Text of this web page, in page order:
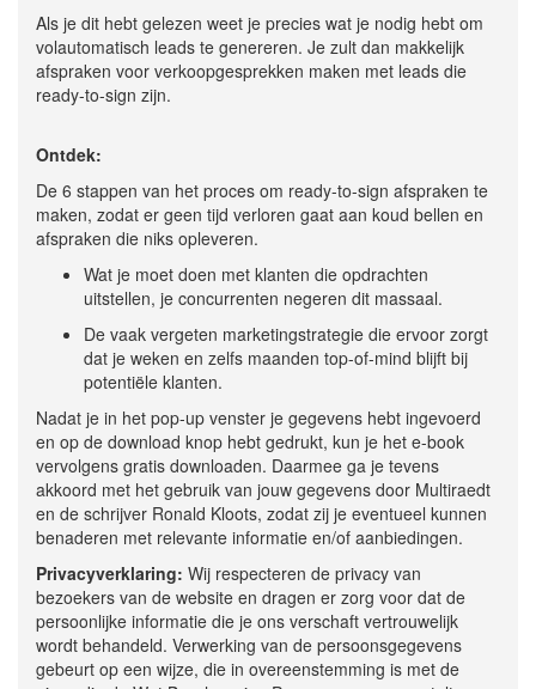
Als je dit hebt gelezen weet je precies wat je nodig hebt om
volautomatisch leads te genereren. Je zult dan makkelijk
afspraken voor verkoopgesprekken maken met leads die
ready-to-sign zijn.
Ontdek:
De 6 stappen van het proces om ready-to-sign afspraken te
maken, zodat er geen tijd verloren gaat aan koud bellen en
afspraken die niks opleveren.
Wat je moet doen met klanten die opdrachten
uitstellen, je concurrenten negeren dit massaal.
De vaak vergeten marketingstrategie die ervoor zorgt
dat je weken en zelfs maanden top-of-mind blijft bij
potentiële klanten.
Nadat je in het pop-up venster je gegevens hebt ingevoerd
en op de download knop hebt gedrukt, kun je het e-book
vervolgens gratis downloaden. Daarmee ga je tevens
akkoord met het gebruik van jouw gegevens door Multiraedt
en de schrijver Ronald Kloots, zodat zij je eventueel kunnen
benaderen met relevante informatie en/of aanbiedingen.
Privacyverklaring: Wij respecteren de privacy van
bezoekers van de website en dragen er zorg voor dat de
persoonlijke informatie die je ons verschaft vertrouwelijk
wordt behandeld. Verwerking van de persoonsgegevens
gebeurt op een wijze, die in overeenstemming is met de